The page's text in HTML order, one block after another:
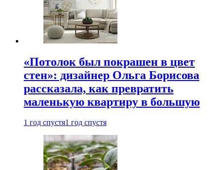
«Потолок был покрашен в цвет
стен»: дизайнер Ольга Борисова
рассказала, как превратить
маленькую квартиру в большую
1 год спустя1 год спустя